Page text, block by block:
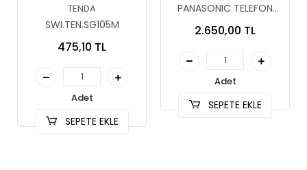
TENDA
SWI.TEN.SG105M
475,10 TL
Adet
SEPETE EKLE
PANASONIC TELEFON
2.650,00 TL
Adet
SEPETE EKLE